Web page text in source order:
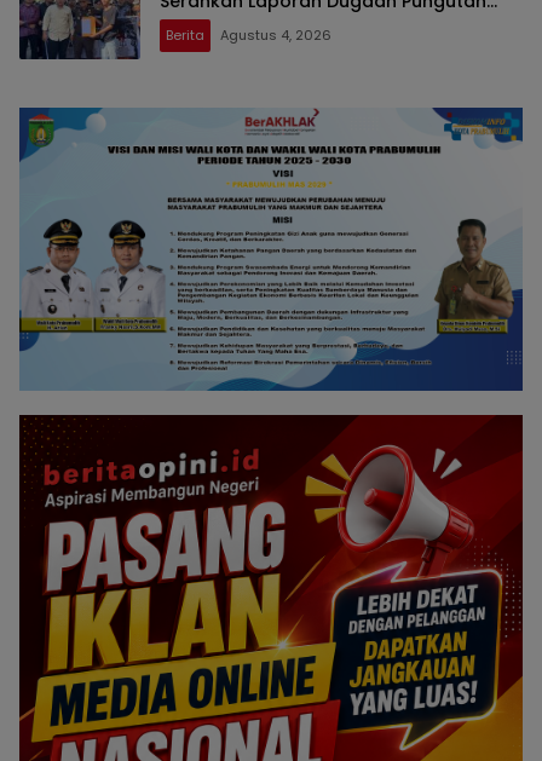
Dana BOS dan Sertifikasi Guru di Ogan
Ilir
Berita Agustus 4, 2026